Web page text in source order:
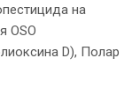
на
OSO
D), Полар